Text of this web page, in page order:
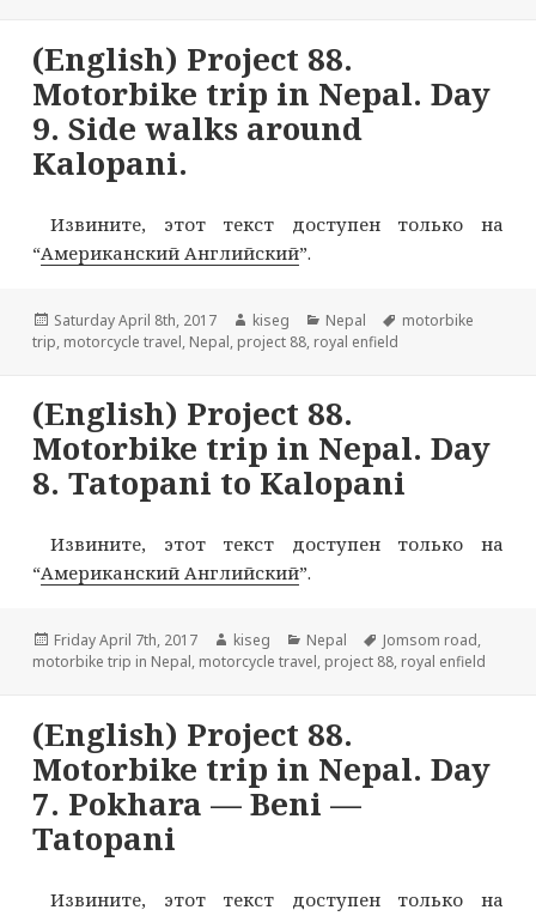
(English) Project 88.
Motorbike trip in Nepal. Day
9. Side walks around
Kalopani.
Извините, этот текст доступен только на
“Американский Английский”.
Опубликовано
Saturday April 8th, 2017 Автор
kiseg Рубрики
Nepal Метки
motorbike
trip, motorcycle travel, Nepal, project 88, royal enfield
(English) Project 88.
Motorbike trip in Nepal. Day
8. Tatopani to Kalopani
Извините, этот текст доступен только на
“Американский Английский”.
Опубликовано
Friday April 7th, 2017 Автор
kiseg Рубрики
Nepal Метки
Jomsom road,
motorbike trip in Nepal, motorcycle travel, project 88, royal enfield
(English) Project 88.
Motorbike trip in Nepal. Day
7. Pokhara — Beni —
Tatopani
Извините, этот текст доступен только на